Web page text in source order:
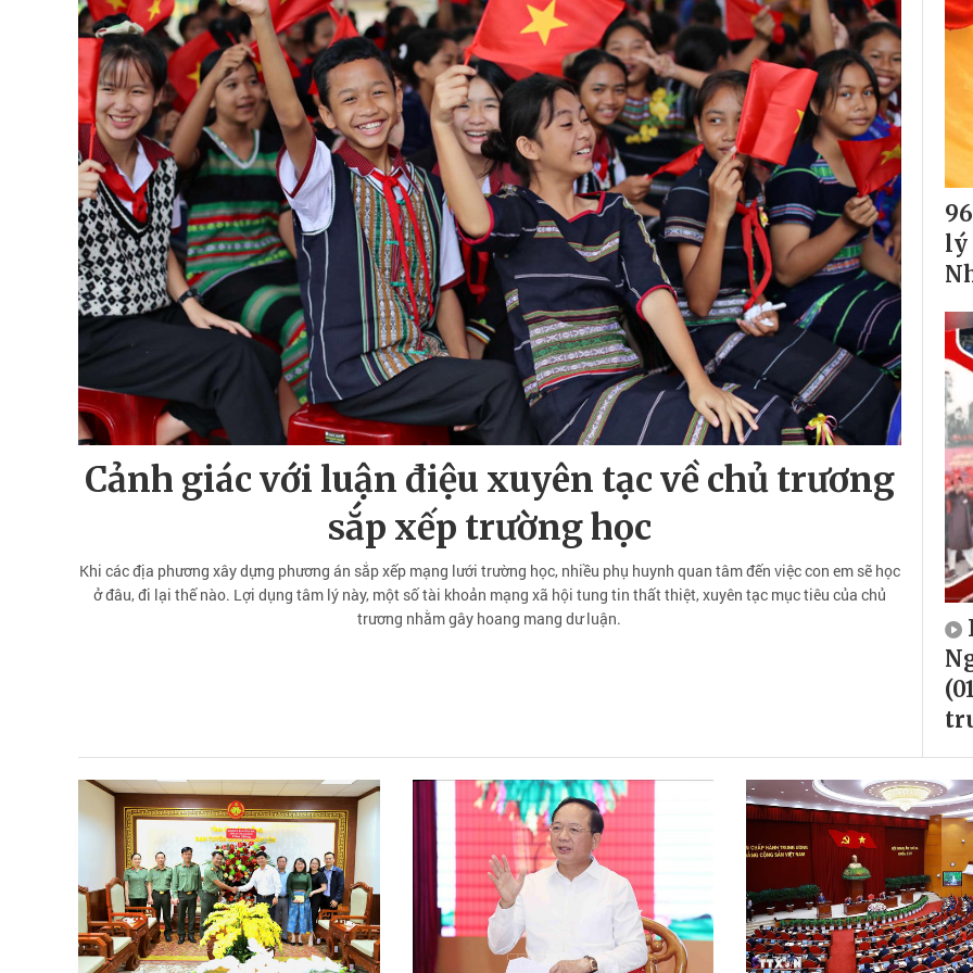
Cảnh giác với luận điệu xuyên tạc về chủ trương
sắp xếp trường học
Khi các địa phương xây dựng phương án sắp xếp mạng lưới trường học, nhiều phụ huynh quan tâm đến việc con em sẽ học
ở đâu, đi lại thế nào. Lợi dụng tâm lý này, một số tài khoản mạng xã hội tung tin thất thiệt, xuyên tạc mục tiêu của chủ
trương nhằm gây hoang mang dư luận.
lý